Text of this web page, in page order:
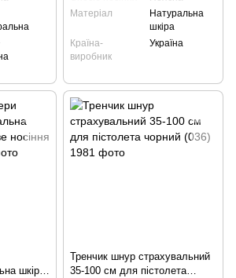
Матеріал
Натуральна
шкіра
Країна-
виробник
Україна
шкіра
Тренчик шнур страхувальний
35-100 см для пістолета